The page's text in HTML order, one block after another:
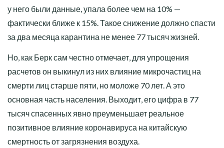
у него были данные, упала более чем на 10% —
фактически ближе к 15%. Такое снижение должно спасти
за два месяца карантина не менее 77 тысяч жизней.
Но, как Берк сам честно отмечает, для упрощения
расчетов он выкинул из них влияние микрочастиц на
смерти лиц старше пяти, но моложе 70 лет. А это
основная часть населения. Выходит, его цифра в 77
тысяч спасенных явно преуменьшает реальное
позитивное влияние коронавируса на китайскую
смертность от загрязнения воздуха.